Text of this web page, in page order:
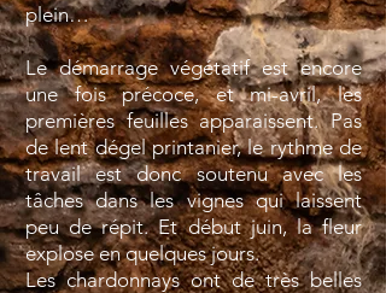
plein…
Le démarrage végétatif est encore
une fois précoce, et mi-avril, les
premières feuilles apparaissent. Pas
de lent dégel printanier, le rythme de
travail est donc soutenu avec les
tâches dans les vignes qui laissent
peu de répit. Et début juin, la fleur
explose en quelques jours.
Les chardonnays ont de très belles